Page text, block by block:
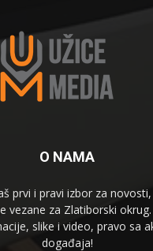
O NAMA
prvi i pravi izbor za
vezane za Zlatiborski
slike i video, pravo sa
događaja!